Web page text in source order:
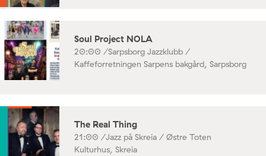
Soul Project NOLA
20:00 /Sarpsborg Jazzklubb /
Kaffeforretningen Sarpens bakgård, Sarpsborg
The Real Thing
21:00 /Jazz på Skreia / Østre Toten
Kulturhus, Skreia